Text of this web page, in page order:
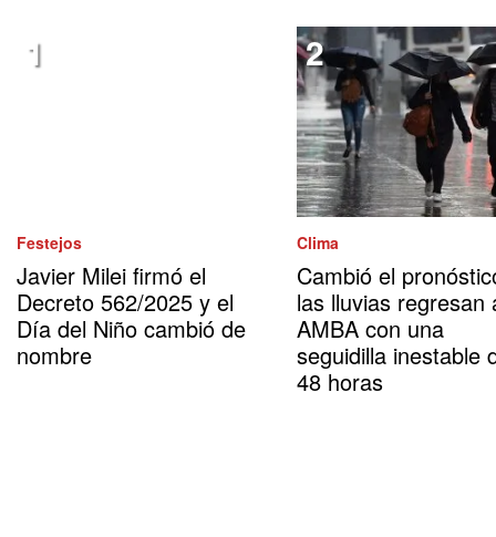
Festejos
Javier Milei firmó el
Decreto 562/2025 y el
Día del Niño cambió de
nombre
Clima
Cambió el
las lluvias regresan
AMBA con una
seguidilla inestable
48 horas